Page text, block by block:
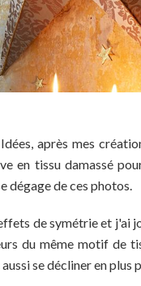
après mes
en tissu damassé
dégage de ces photos.
de symétrie et j'ai
du même motif de
se décliner en plus